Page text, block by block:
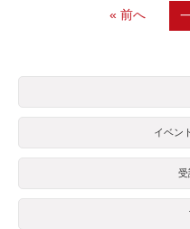
« 前へ
イベン
受